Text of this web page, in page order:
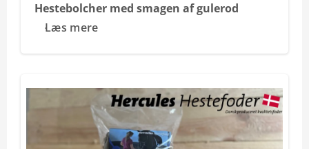
Hestebolcher med smagen af gulerod
Læs mere